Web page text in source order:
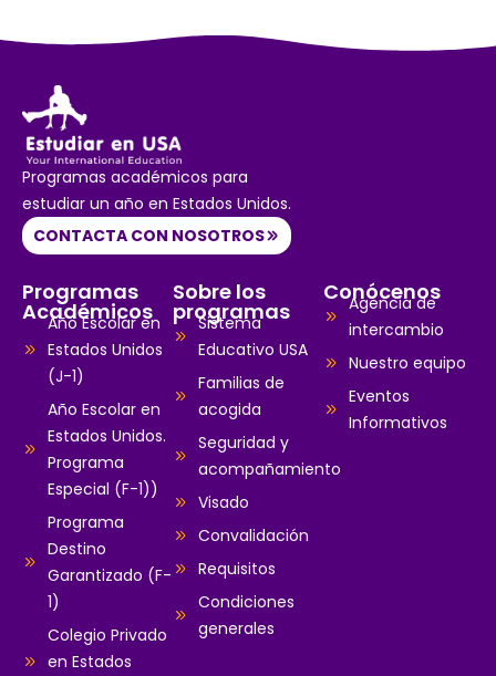
Programas académicos para
estudiar un año en Estados Unidos.
CONTACTA CON NOSOTROS
Programas
Académicos
Año Escolar en
Estados Unidos
(J-1)
Año Escolar en
Estados Unidos.
Programa
Especial (F-1))
Programa
Destino
Garantizado (F-
1)
Colegio Privado
en Estados
Sobre los
programas
Sistema
Educativo USA
Familias de
acogida
Seguridad y
acompañamiento
Visado
Convalidación
Requisitos
Condiciones
generales
Conócenos
Agencia de
intercambio
Nuestro equipo
Eventos
Informativos